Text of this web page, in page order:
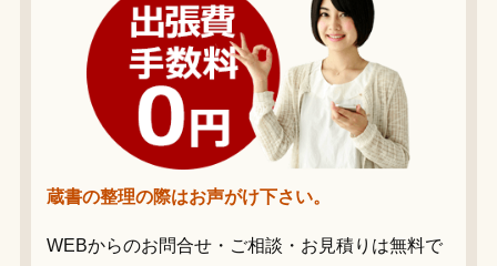
蔵書の整理の際はお声がけ下さい。
WEBからのお問合せ・ご相談・お見積りは無料で